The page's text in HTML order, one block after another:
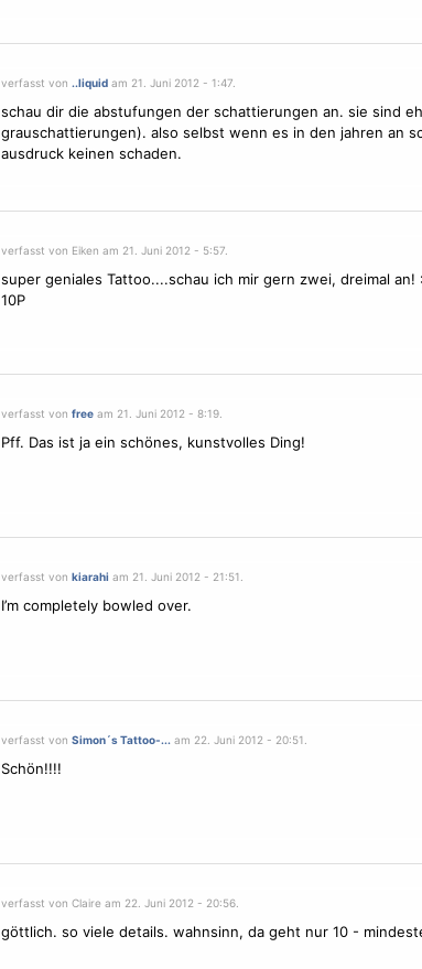
verfasst von ..liquidam 21. Juni 2012 - 1:47.
schau dir die abstufungen der schattierungen an. sie sind
grauschattierungen). also selbst wenn es in den jahren an
ausdruck keinen schaden.
verfasst von Eiken am 21. Juni 2012 - 5:57.
super geniales Tattoo....schau ich mir gern zwei, dreimal an!
10P
verfasst von freeam 21. Juni 2012 - 8:19.
Pff. Das ist ja ein schönes, kunstvolles Ding!
verfasst von kiarahi am 21. Juni 2012 - 21:51.
I’m completely bowled over.
verfasst von Simon´s Tattoo-... am 22. Juni 2012 - 20:51.
Schön!!!!
verfasst von Claire am 22. Juni 2012 - 20:56.
göttlich. so viele details. wahnsinn, da geht nur 10 -